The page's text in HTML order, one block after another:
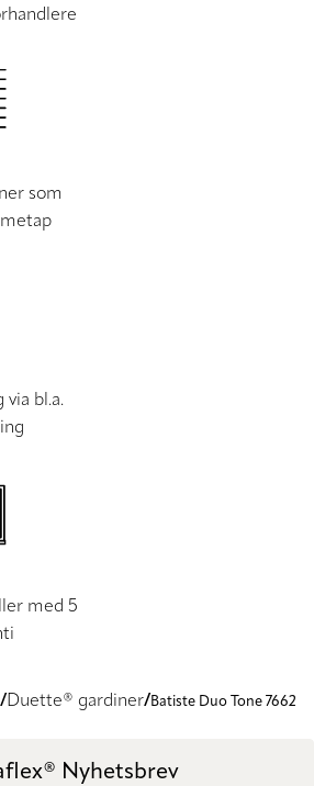
som
via bl.a.
med 5
Duette® gardiner
Batiste Duo Tone 7662
Nyhetsbrev